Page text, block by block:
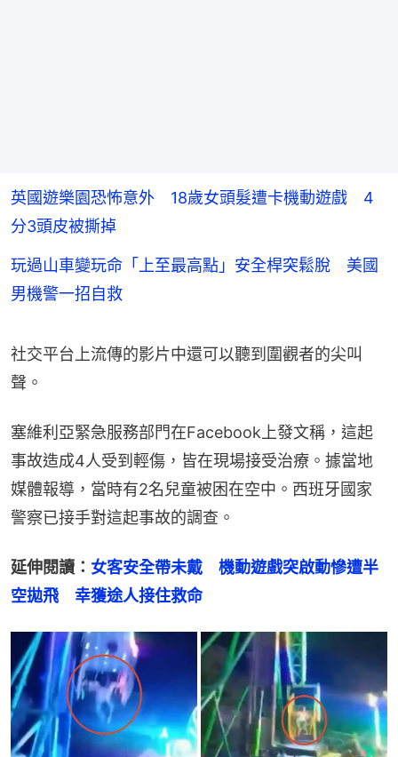
英國遊樂園恐怖意外 18歲女頭髮遭卡機動遊戲 4
分3頭皮被撕掉
玩過山車變玩命「上至最高點」安全桿突鬆脫 美國
男機警一招自救
社交平台上流傳的影片中還可以聽到圍觀者的尖叫
聲。
塞維利亞緊急服務部門在Facebook上發文稱，這起
事故造成4人受到輕傷，皆在現場接受治療。據當地
媒體報導，當時有2名兒童被困在空中。西班牙國家
警察已接手對這起事故的調查。
延伸閱讀： 女客安全帶未戴　機動遊戲突啟動慘遭半
空拋飛　幸獲途人接住救命